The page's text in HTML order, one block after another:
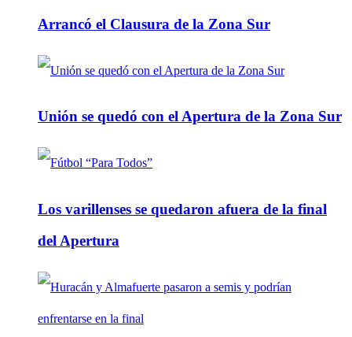
Arrancó el Clausura de la Zona Sur
Unión se quedó con el Apertura de la Zona Sur
Los varillenses se quedaron afuera de la final
del Apertura